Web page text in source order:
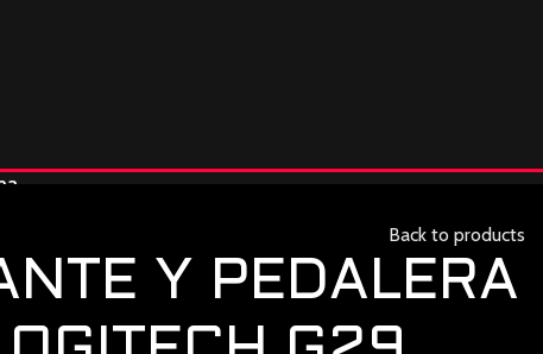
Back to products
Y PEDALERA